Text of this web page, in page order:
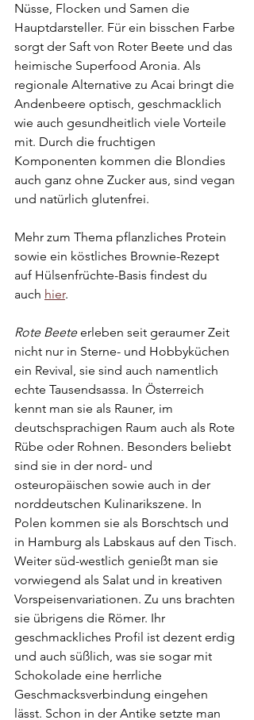
Nüsse, Flocken und Samen die
Hauptdarsteller. Für ein bisschen Farbe
sorgt der Saft von Roter Beete und das
heimische Superfood Aronia. Als
regionale Alternative zu Acai bringt die
Andenbeere optisch, geschmacklich
wie auch gesundheitlich viele Vorteile
mit. Durch die fruchtigen
Komponenten kommen die Blondies
auch ganz ohne Zucker aus, sind vegan
und natürlich glutenfrei.
Mehr zum Thema pflanzliches Protein
sowie ein köstliches Brownie-Rezept
auf Hülsenfrüchte-Basis findest du
auch hier.
Rote Beete erleben seit geraumer Zeit
nicht nur in Sterne- und Hobbyküchen
ein Revival, sie sind auch namentlich
echte Tausendsassa. In Österreich
kennt man sie als Rauner, im
deutschsprachigen Raum auch als Rote
Rübe oder Rohnen. Besonders beliebt
sind sie in der nord- und
osteuropäischen sowie auch in der
norddeutschen Kulinarikszene. In
Polen kommen sie als Borschtsch und
in Hamburg als Labskaus auf den Tisch.
Weiter süd-westlich genießt man sie
vorwiegend als Salat und in kreativen
Vorspeisenvariationen. Zu uns brachten
sie übrigens die Römer. Ihr
geschmackliches Profil ist dezent erdig
und auch süßlich, was sie sogar mit
Schokolade eine herrliche
Geschmacksverbindung eingehen
lässt. Schon in der Antike setzte man